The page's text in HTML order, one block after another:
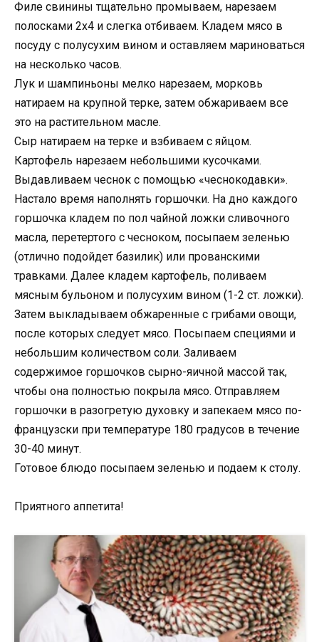
Филе свинины тщательно промываем, нарезаем
полосками 2х4 и слегка отбиваем. Кладем мясо в
посуду с полусухим вином и оставляем мариноваться
на несколько часов.
Лук и шампиньоны мелко нарезаем, морковь
натираем на крупной терке, затем обжариваем все
это на растительном масле.
Сыр натираем на терке и взбиваем с яйцом.
Картофель нарезаем небольшими кусочками.
Выдавливаем чеснок с помощью «чеснокодавки».
Настало время наполнять горшочки. На дно каждого
горшочка кладем по пол чайной ложки сливочного
масла, перетертого с чесноком, посыпаем зеленью
(отлично подойдет базилик) или прованскими
травками. Далее кладем картофель, поливаем
мясным бульоном и полусухим вином (1-2 ст. ложки).
Затем выкладываем обжаренные с грибами овощи,
после которых следует мясо. Посыпаем специями и
небольшим количеством соли. Заливаем
содержимое горшочков сырно-яичной массой так,
чтобы она полностью покрыла мясо. Отправляем
горшочки в разогретую духовку и запекаем мясо по-
французски при температуре 180 градусов в течение
30-40 минут.
Готовое блюдо посыпаем зеленью и подаем к столу.
Приятного аппетита!